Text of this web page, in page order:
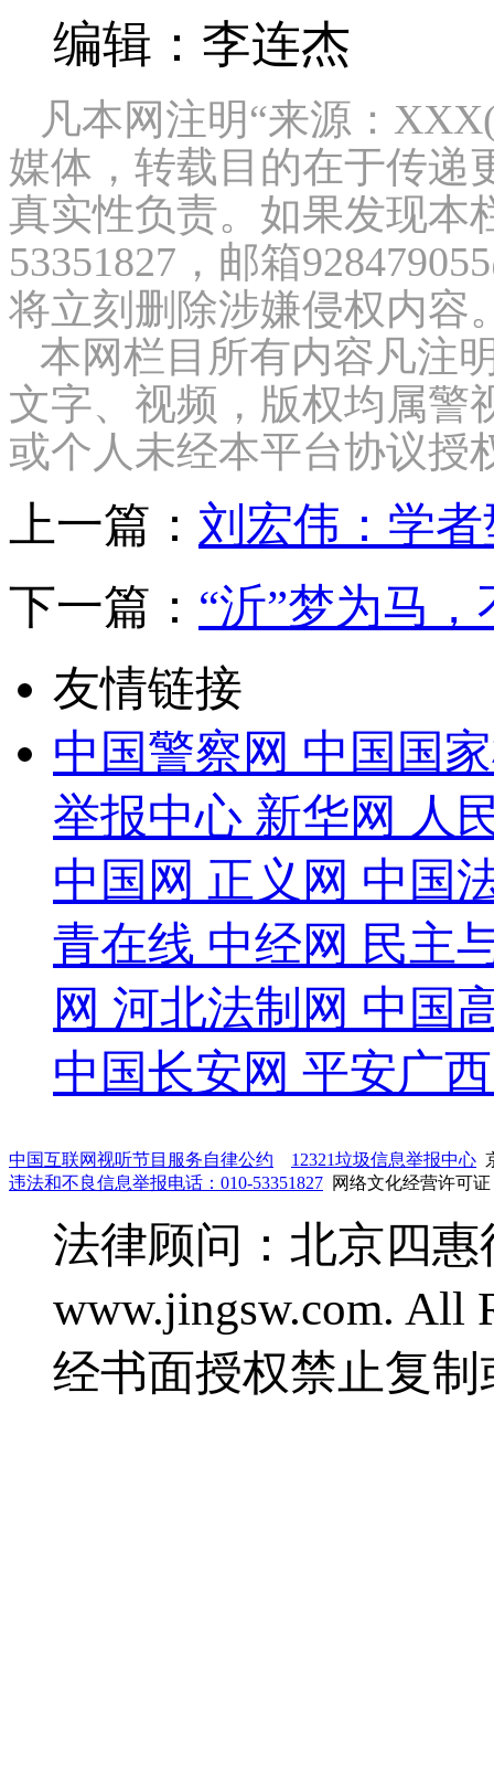
编辑：李连杰
凡本网注明“来源：
媒体，转载目的在于传递
真实性负责。如果发现本
53351827，邮箱
将立刻删除涉嫌侵权内容
本网栏目所有内容凡注
文字、视频，版权均属警
或个人未经本平台协议授
上一篇： 刘宏伟：学
下一篇： “沂”梦为马
友情链接
中国警察网 中国国
举报中心 新华网 人
中国网 正义网 中国
青在线 中经网 民主
网 河北法制网 中国
中国长安网 平安广
中国互联网视听节目服务自律公约 12321垃圾信息举报中心
违法和不良信息举报电话：010-53351827 网络文化经营许可
法律顾问：北京四
www.jingsw.com. All
经书面授权禁止复